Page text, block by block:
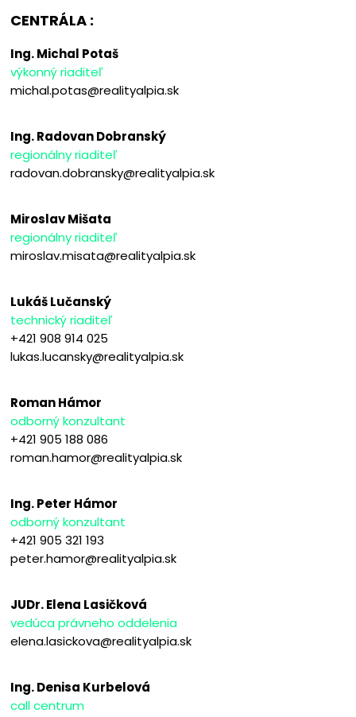
CENTRÁLA :
Ing. Michal Potaš
výkonný riaditeľ
michal.potas@realityalpia.sk
Ing. Radovan Dobranský
regionálny riaditeľ
radovan.dobransky@realityalpia.sk
Miroslav Mišata
regionálny riaditeľ
miroslav.misata@realityalpia.sk
Lukáš Lučanský
technický riaditeľ
+421 908 914 025
lukas.lucansky@realityalpia.sk
Roman Hámor
odborný konzultant
+421 905 188 086
roman.hamor@realityalpia.sk
Ing. Peter Hámor
odborný konzultant
+421 905 321 193
peter.hamor@realityalpia.sk
JUDr. Elena Lasičková
vedúca právneho oddelenia
elena.lasickova@realityalpia.sk
Ing. Denisa Kurbelová
call centrum